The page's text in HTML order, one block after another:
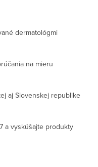
dermatológmi
na mieru
aj Slovenskej republike
a vyskúšajte produkty